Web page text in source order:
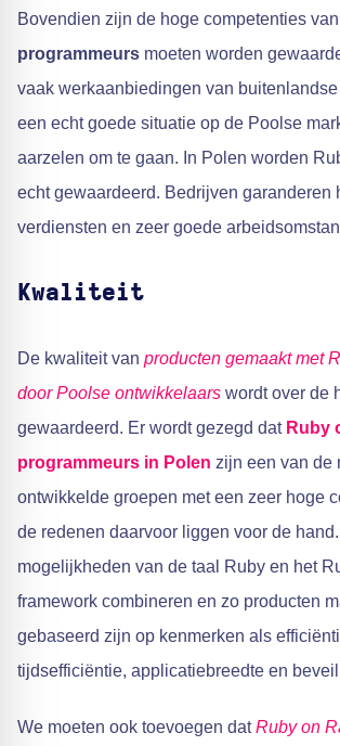
Bovendien zijn de hoge competenties van
programmeurs moeten worden
vaak werkaanbiedingen van
een echt goede situatie op de Poolse
aarzelen om te gaan. In Polen worden
echt gewaardeerd. Bedrijven garanderen
verdiensten en zeer goede
Kwaliteit
De kwaliteit van producten gemaakt met
door Poolse ontwikkelaars wordt over de
gewaardeerd. Er wordt gezegd dat Ruby
programmeurs in Polen zijn een van de
ontwikkelde groepen met een zeer hoge
de redenen daarvoor liggen voor de
mogelijkheden van de taal Ruby en het
framework combineren en zo producten
gebaseerd zijn op kenmerken als
tijdsefficiëntie, applicatiebreedte en
We moeten ook toevoegen datRuby on